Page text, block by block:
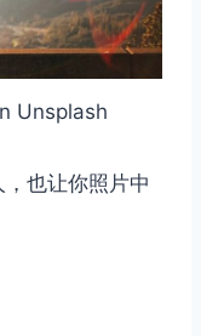
Unsplash
也让你照片中